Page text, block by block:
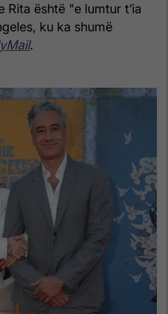
është "e lumtur t’ia
ku ka shumë
.